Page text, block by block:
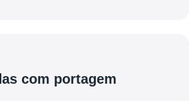
com portagem